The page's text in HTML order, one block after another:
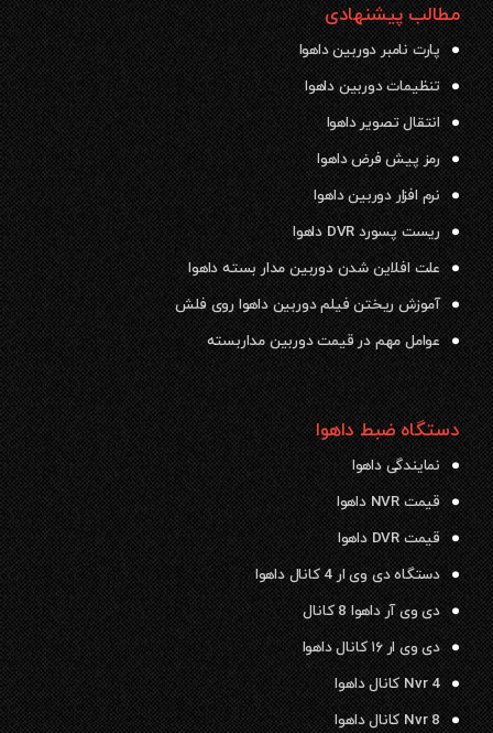
مطالب پیشنهادی
پارت نامبر دوربین داهوا
تنظیمات دوربین داهوا
انتقال تصویر داهوا
رمز پیش فرض داهوا
نرم افزار دوربین داهوا
ریست پسورد DVR داهوا
علت افلاین شدن دوربین مدار بسته داهوا
آموزش ریختن فیلم دوربین داهوا روی فلش
عوامل مهم در قیمت دوربین مداربسته
دستگاه ضبط داهوا
نمایندگی داهوا
قیمت NVR داهوا
قیمت DVR داهوا
دستگاه دی وی ار 4 کانال داهوا
دی وی آر داهوا 8 کانال
دی وی ار ۱۶ کانال داهوا
Nvr 4 کانال داهوا
Nvr 8 کانال داهوا